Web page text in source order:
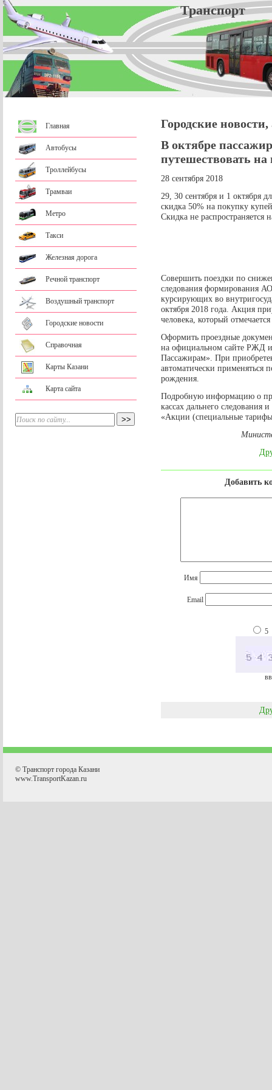
Главная
Автобусы
Троллейбусы
Трамваи
Метро
Такси
Железная дорога
Речной транспорт
Воздушный транспорт
Городские новости
Справочная
Карты Казани
Карта сайта
Городские
В октябре
путешествовать на
28 сентября 2018
29, 30 сентября и 1 октября
скидка 50% на покупку
Скидка не распространяется
Совершить поездки по
следования формирования
курсирующих во
октября 2018 года. Акция
человека, который
Оформить проездные
на официальном сайте РЖД
Пассажирам». При
автоматически применяться
рождения.
Подробную информацию о
кассах дальнего
«Акции (специальные
Добавить
Имя
Email
5
© Транспорт города Казани
www.TransportKazan.ru